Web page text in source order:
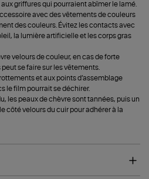
griffures qui pourraient abîmer le lamé.
avec des vêtements de couleurs
des couleurs. Évitez les contacts avec
la lumière artificielle et les corps gras
velours de couleur, en cas de forte
se faire sur les vêtements.
et aux points d’assemblage
le film pourrait se déchirer.
les peaux de chèvre sont tannées, puis un
côté velours du cuir pour adhérer à la